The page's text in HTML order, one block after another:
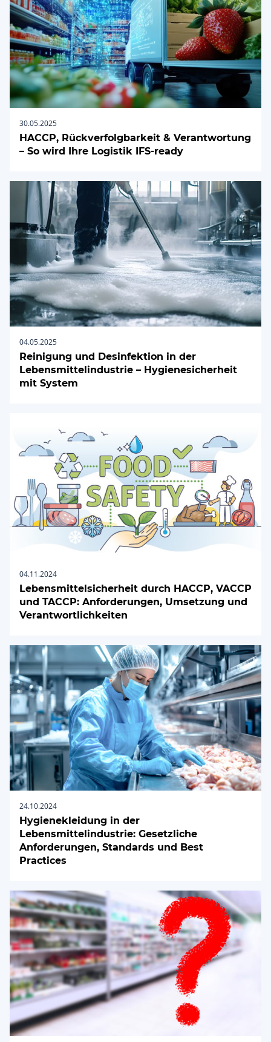
30.05.2025
HACCP, Rückverfolgbarkeit & Verantwortung
– So wird Ihre Logistik IFS-ready
04.05.2025
Reinigung und Desinfektion in der
Lebensmittelindustrie – Hygienesicherheit
mit System
04.11.2024
Lebensmittelsicherheit durch HACCP, VACCP
und TACCP: Anforderungen, Umsetzung und
Verantwortlichkeiten
24.10.2024
Hygienekleidung in der
Lebensmittelindustrie: Gesetzliche
Anforderungen, Standards und Best
Practices